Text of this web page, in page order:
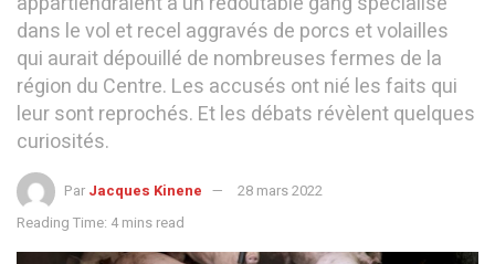
dans le vol et recel aggravés de porcs et volailles
qui aurait dépouillé de nombreuses fermes de la
région du Centre. Les accusés ont nié les faits qui
leur sont reprochés. Et les débats révèlent quelques
curiosités.
Par Jacques Kinene
28 mars 2022
Reading Time: 4 mins read